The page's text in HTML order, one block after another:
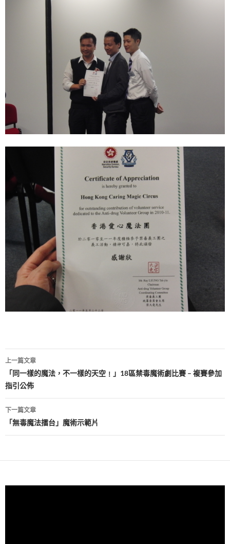
文
章
導
覽
上一篇文章
「同一樣的魔法，不一樣的天空﹗」18區禁毒魔術劇比賽 – 複賽參加
指引公佈
下一篇文章
「無毒魔法擂台」魔術示範片